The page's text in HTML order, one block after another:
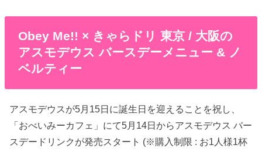
Obey Me!! × きゃらドリ 東京 / 大阪の
アスモデウス バースデーメニュー & ノ
ベルティー
アスモデウスが5月15日に誕生日を迎えることを祝し、
「おべいみーカフェ」にて5月14日からアスモデウス バー
スデードリンクが発売スタート (※購入制限 : お1人様1杯